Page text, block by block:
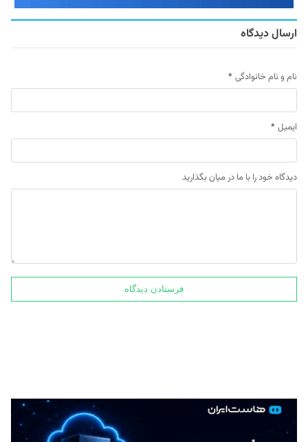
ارسال دیدگاه
نام و نام خانوادگی *
ایمیل *
دیدگاه خود را با ما در میان بگذارید